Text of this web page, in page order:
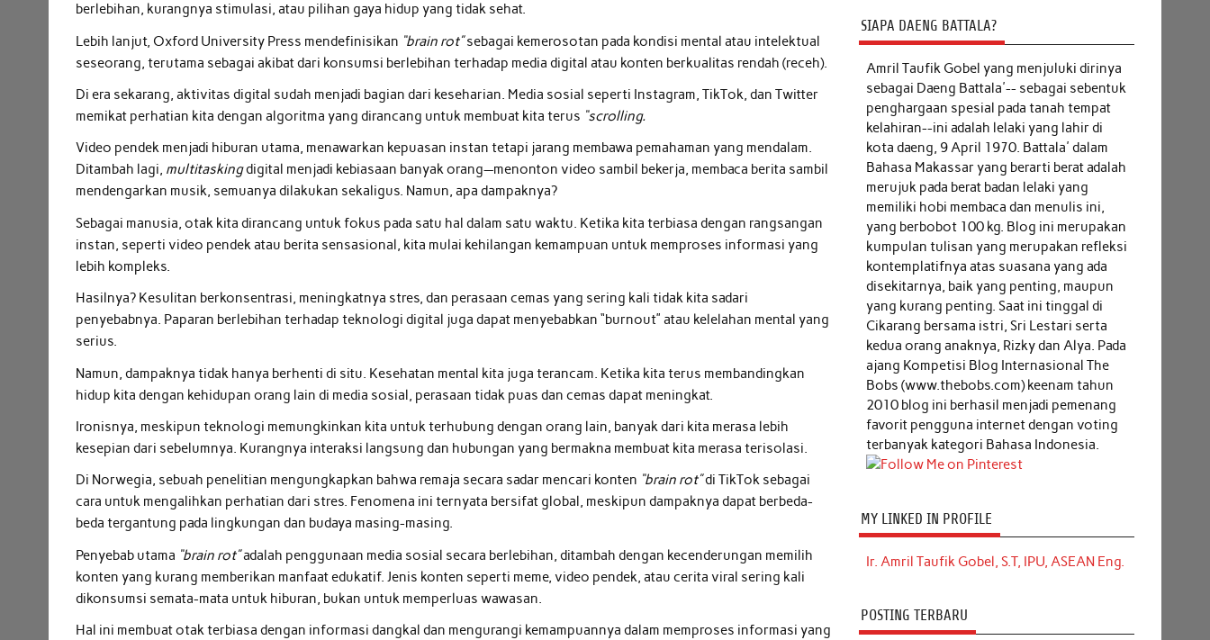
berlebihan, kurangnya stimulasi, atau pilihan gaya hidup yang tidak sehat.
Lebih lanjut, Oxford University Press mendefinisikan “brain rot”sebagai kemerosotan pada kondisi mental atau intelektual
seseorang, terutama sebagai akibat dari konsumsi berlebihan terhadap media digital atau konten berkualitas rendah (receh).
Di era sekarang, aktivitas digital sudah menjadi bagian dari keseharian. Media sosial seperti Instagram, TikTok, dan Twitter
memikat perhatian kita dengan algoritma yang dirancang untuk membuat kita terus “scrolling.
Video pendek menjadi hiburan utama, menawarkan kepuasan instan tetapi jarang membawa pemahaman yang mendalam.
Ditambah lagi, multitaskingdigital menjadi kebiasaan banyak orang—menonton video sambil bekerja, membaca berita sambil
mendengarkan musik, semuanya dilakukan sekaligus. Namun, apa dampaknya?
Sebagai manusia, otak kita dirancang untuk fokus pada satu hal dalam satu waktu. Ketika kita terbiasa dengan rangsangan
instan, seperti video pendek atau berita sensasional, kita mulai kehilangan kemampuan untuk memproses informasi yang
lebih kompleks.
Hasilnya? Kesulitan berkonsentrasi, meningkatnya stres, dan perasaan cemas yang sering kali tidak kita sadari
penyebabnya. Paparan berlebihan terhadap teknologi digital juga dapat menyebabkan “burnout” atau kelelahan mental yang
serius.
Namun, dampaknya tidak hanya berhenti di situ. Kesehatan mental kita juga terancam. Ketika kita terus membandingkan
hidup kita dengan kehidupan orang lain di media sosial, perasaan tidak puas dan cemas dapat meningkat.
Ironisnya, meskipun teknologi memungkinkan kita untuk terhubung dengan orang lain, banyak dari kita merasa lebih
kesepian dari sebelumnya. Kurangnya interaksi langsung dan hubungan yang bermakna membuat kita merasa terisolasi.
Di Norwegia, sebuah penelitian mengungkapkan bahwa remaja secara sadar mencari konten “brain rot”di TikTok sebagai
cara untuk mengalihkan perhatian dari stres. Fenomena ini ternyata bersifat global, meskipun dampaknya dapat berbeda-
beda tergantung pada lingkungan dan budaya masing-masing.
Penyebab utama “brain rot”adalah penggunaan media sosial secara berlebihan, ditambah dengan kecenderungan memilih
konten yang kurang memberikan manfaat edukatif. Jenis konten seperti meme, video pendek, atau cerita viral sering kali
dikonsumsi semata-mata untuk hiburan, bukan untuk memperluas wawasan.
Hal ini membuat otak terbiasa dengan informasi dangkal dan mengurangi kemampuannya dalam memproses informasi yang
SIAPA DAENG BATTALA?
Amril Taufik Gobel yang menjuluki dirinya
sebagai Daeng Battala'-- sebagai sebentuk
penghargaan spesial pada tanah tempat
kelahiran--ini adalah lelaki yang lahir di
kota daeng, 9 April 1970. Battala' dalam
Bahasa Makassar yang berarti berat adalah
merujuk pada berat badan lelaki yang
memiliki hobi membaca dan menulis ini,
yang berbobot 100 kg. Blog ini merupakan
kumpulan tulisan yang merupakan refleksi
kontemplatifnya atas suasana yang ada
disekitarnya, baik yang penting, maupun
yang kurang penting. Saat ini tinggal di
Cikarang bersama istri, Sri Lestari serta
kedua orang anaknya, Rizky dan Alya. Pada
ajang Kompetisi Blog Internasional The
Bobs (www.thebobs.com) keenam tahun
2010 blog ini berhasil menjadi pemenang
favorit pengguna internet dengan voting
terbanyak kategori Bahasa Indonesia.
MY LINKED IN PROFILE
Ir. Amril Taufik Gobel, S.T, IPU, ASEAN Eng.
POSTING TERBARU